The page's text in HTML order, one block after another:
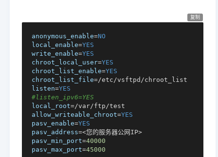
复制
anonymous_enable=NO
local_enable=YES
write_enable=YES
chroot_local_user=YES
chroot_list_enable=YES
chroot_list_file
listen=YES
#listen_ipv6=YES
local_root
allow_writeable_chroot=YES
pasv_enable=YES
pasv_address
pasv_min_port=40000
pasv_max_port=45000